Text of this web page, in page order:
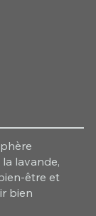
lavande,
être et
bien